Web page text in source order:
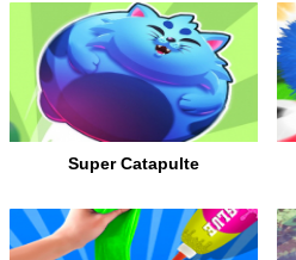
Super Catapulte